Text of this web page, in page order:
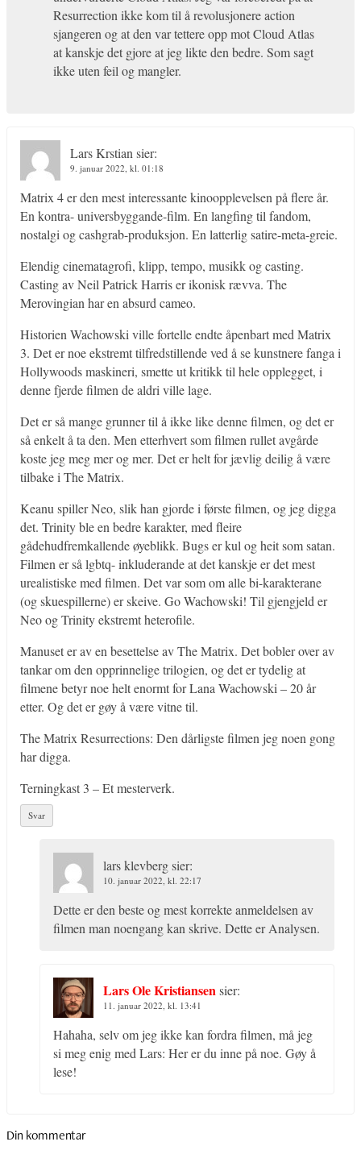
Resurrection ikke kom til å revolusjonere action
sjangeren og at den var tettere opp mot Cloud Atlas
at kanskje det gjore at jeg likte den bedre. Som sagt
ikke uten feil og mangler.
Lars Krstiansier:
9. januar 2022, kl. 01:18
Matrix 4 er den mest interessante kinoopplevelsen på flere år.
En kontra- universbyggande-film. En langfing til fandom,
nostalgi og cashgrab-produksjon. En latterlig satire-meta-greie.
Elendig cinematagrofi, klipp, tempo, musikk og casting.
Casting av Neil Patrick Harris er ikonisk rævva. The
Merovingian har en absurd cameo.
Historien Wachowski ville fortelle endte åpenbart med Matrix
3. Det er noe ekstremt tilfredstillende ved å se kunstnere fanga i
Hollywoods maskineri, smette ut kritikk til hele opplegget, i
denne fjerde filmen de aldri ville lage.
Det er så mange grunner til å ikke like denne filmen, og det er
så enkelt å ta den. Men etterhvert som filmen rullet avgårde
koste jeg meg mer og mer. Det er helt for jævlig deilig å være
tilbake i The Matrix.
Keanu spiller Neo, slik han gjorde i første filmen, og jeg digga
det. Trinity ble en bedre karakter, med fleire
gådehudfremkallende øyeblikk. Bugs er kul og heit som satan.
Filmen er så lgbtq- inkluderande at det kanskje er det mest
urealistiske med filmen. Det var som om alle bi-karakterane
(og skuespillerne) er skeive. Go Wachowski! Til gjengjeld er
Neo og Trinity ekstremt heterofile.
Manuset er av en besettelse av The Matrix. Det bobler over av
tankar om den opprinnelige trilogien, og det er tydelig at
filmene betyr noe helt enormt for Lana Wachowski – 20 år
etter. Og det er gøy å være vitne til.
The Matrix Resurrections: Den dårligste filmen jeg noen gong
har digga.
Terningkast 3 – Et mesterverk.
Svar
lars klevbergsier:
10. januar 2022, kl. 22:17
Dette er den beste og mest korrekte anmeldelsen av
filmen man noengang kan skrive. Dette er Analysen.
Lars Ole Kristiansensier:
11. januar 2022, kl. 13:41
Hahaha, selv om jeg ikke kan fordra filmen, må jeg
si meg enig med Lars: Her er du inne på noe. Gøy å
lese!
Din kommentar